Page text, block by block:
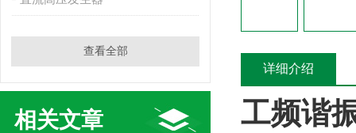
查看全部
相关文章
详细介绍
工频谐